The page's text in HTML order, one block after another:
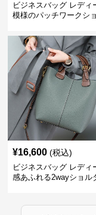
ビジネスバッグ レディ
模様のパッチワークシ
¥16,600 (税込)
ビジネスバッグ レディ
感あふれる2wayショル